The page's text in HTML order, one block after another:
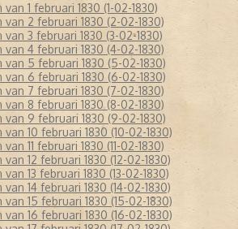
1 februari 1830 (1-02-1830)
2 februari 1830 (2-02-1830)
3 februari 1830 (3-02-1830)
4 februari 1830 (4-02-1830)
5 februari 1830 (5-02-1830)
6 februari 1830 (6-02-1830)
7 februari 1830 (7-02-1830)
8 februari 1830 (8-02-1830)
9 februari 1830 (9-02-1830)
10 februari 1830 (10-02-1830)
11 februari 1830 (11-02-1830)
12 februari 1830 (12-02-1830)
13 februari 1830 (13-02-1830)
14 februari 1830 (14-02-1830)
15 februari 1830 (15-02-1830)
16 februari 1830 (16-02-1830)